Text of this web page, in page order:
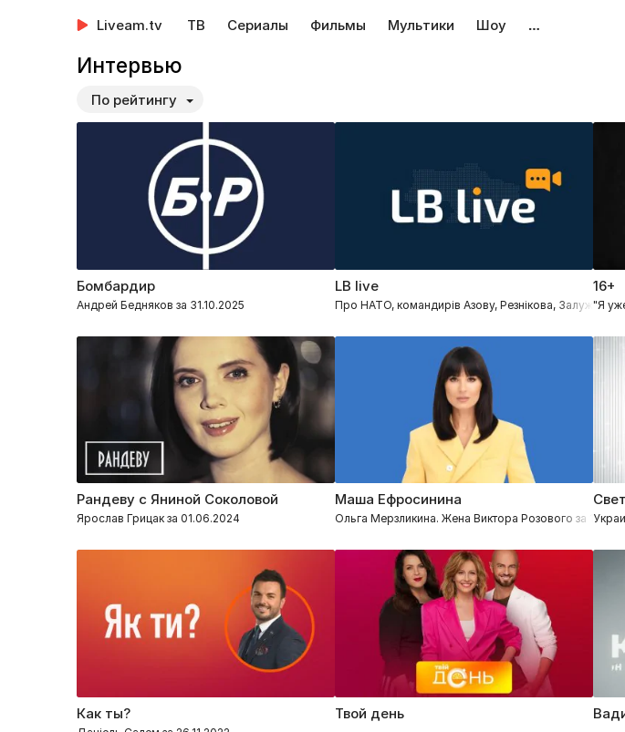
Liveam.tv ТВ Сериалы Фильмы Мультики Шоу …
Интервью
По рейтингу
Бомбардир
Андрей Бедняков за 31.10.2025
LB live
Про НАТО, командирів Азову, Резнікова, Залужного
16+
"Я
Рандеву с Яниной Соколовой
Ярослав Грицак за 01.06.2024
Маша Ефросинина
Ольга Мерзликина. Жена Виктора Розового за
Как ты? Твой день